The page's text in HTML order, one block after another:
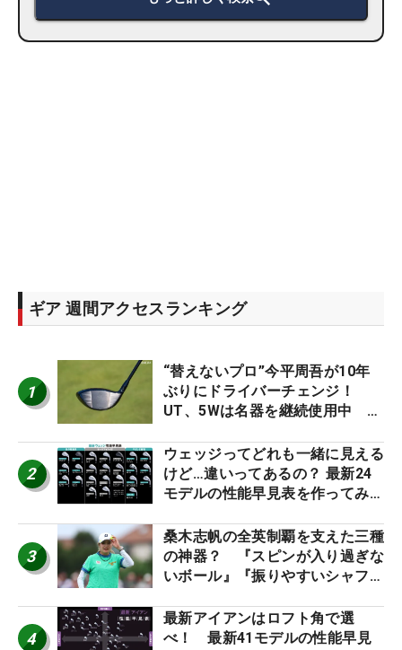
ギア 週間アクセスランキング
1
“替えないプロ”今平周吾が10年
ぶりにドライバーチェンジ！
UT、5Wは名器を継続使用中 #
2
ウェッジってどれも一緒に見える
けど…違いってあるの？ 最新24
モデルの性能早見表を作ってみ
3
桑木志帆の全英制覇を支えた三種
の神器？ 『スピンが入り過ぎな
いボール』『振りやすいシャフ
ー』 #女子プロセッティング
4
最新アイアンはロフト角で選
べ！ 最新41モデルの性能早見